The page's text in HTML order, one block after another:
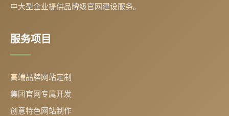
中大型企业提供品牌级官网建设服务。
服务项目
高端品牌网站定制
集团官网专属开发
创意特色网站制作